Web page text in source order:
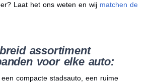
Laat het ons weten en wij matchen de
assortiment
voor elke auto:
compacte stadsauto, een ruime